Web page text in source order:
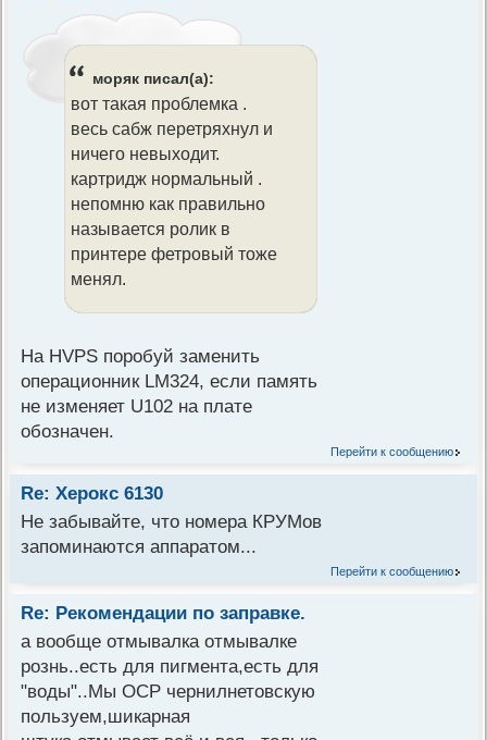
моряк писал(а):
вот такая проблемка .
весь сабж перетряхнул и
ничего невыходит.
картридж нормальный .
непомню как правильно
называется ролик в
принтере фетровый тоже
менял.
На HVPS поробуй заменить
операционник LM324, если память
не изменяет U102 на плате
обозначен.
Перейти к сообщению
Re: Херокс 6130
Не забывайте, что номера КРУМов
запоминаются аппаратом...
Перейти к сообщению
Re: Рекомендации по заправке.
а вообще отмывалка отмывалке
рознь..есть для пигмента,есть для
"воды"..Мы OCP чернилнетовскую
пользуем,шикарная